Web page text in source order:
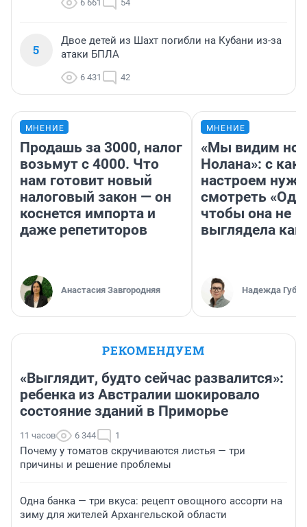
6 661 54
5
Двое детей из Шахт погибли на Кубани из-за
атаки БПЛА
6 431 42
МНЕНИЕ
Продашь за 3000, налог
возьмут с 4000. Что
нам готовит новый
налоговый закон — он
коснется импорта и
даже репетиторов
Анастасия Завгородняя
МНЕНИЕ
«Мы видим
Нолана»: с
настроем
смотреть
чтобы она не
выглядела как
Надежда
РЕКОМЕНДУЕМ
«Выглядит, будто сейчас развалится»:
ребенка из Австралии шокировало
состояние зданий в Приморье
11 часов 6 344 1
Почему у томатов скручиваются листья — три
причины и решение проблемы
Одна банка — три вкуса: рецепт овощного ассорти на
зиму для жителей Архангельской области